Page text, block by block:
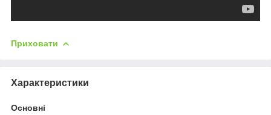
Приховати
Характеристики
Основні